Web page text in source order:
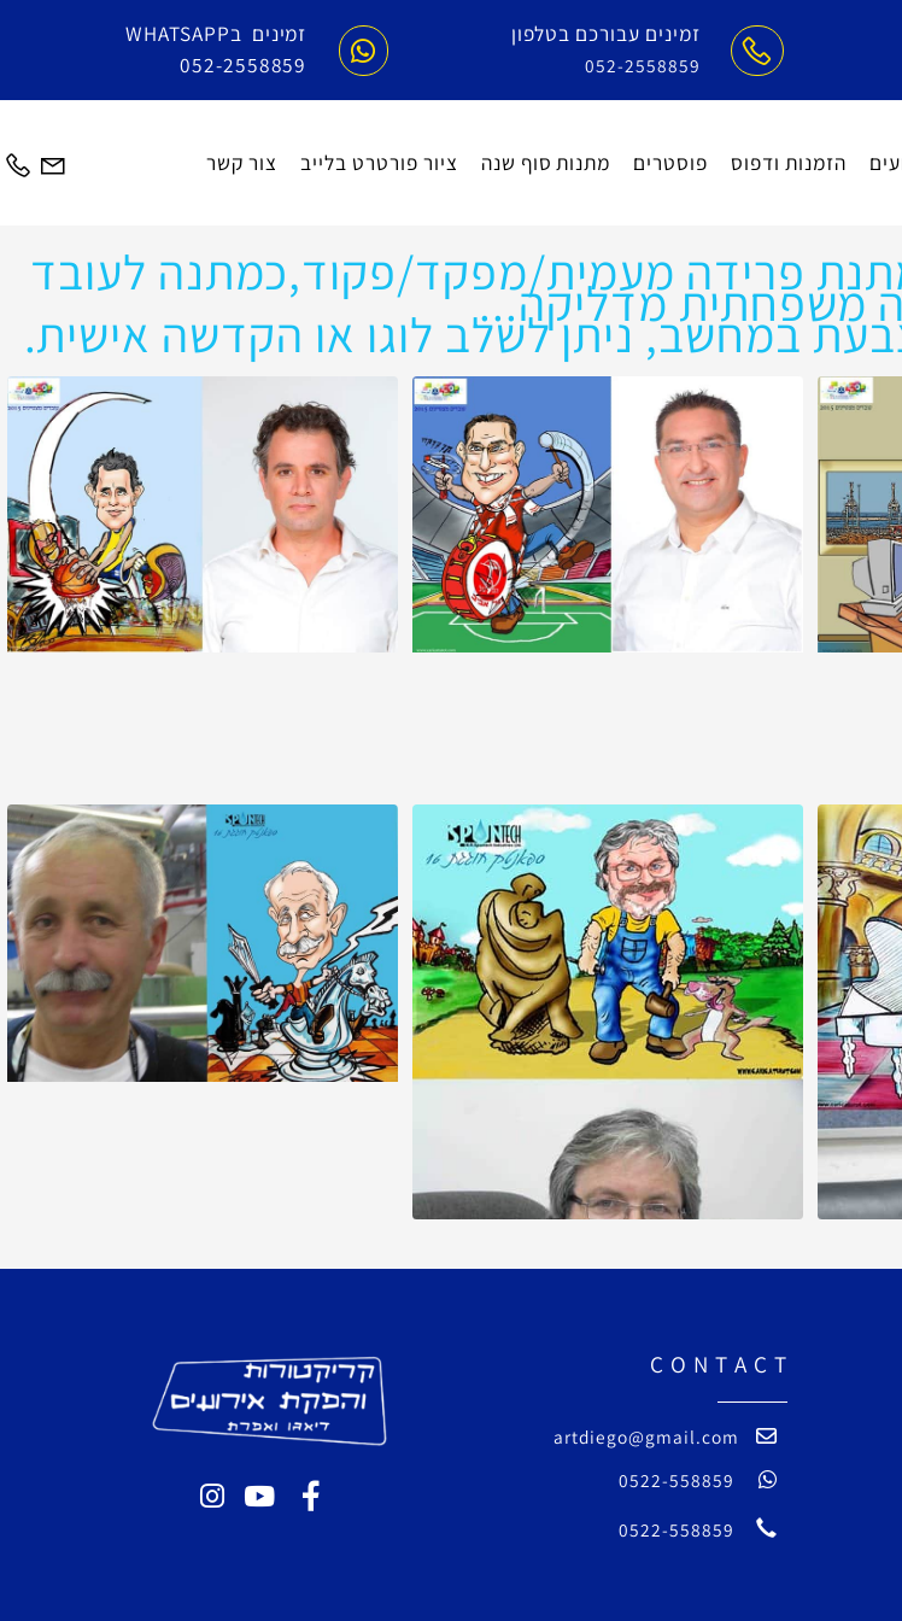
זמינים עבורכם בטלפון
052-2558859
זמינים בWHATSAPP
052-2558859
הזמנות ודפוס פוסטרים מתנות סוף שנה ציור פורטרט בלייב צור קשר
פרידה מעמית/מפקד/פקוד,כמתנה לעובד
משפחתית מדליקה...
במחשב, ניתן לשלב לוגו או הקדשה אישית.
C O N T A C T
artdiego@gmail.com
0522-558859